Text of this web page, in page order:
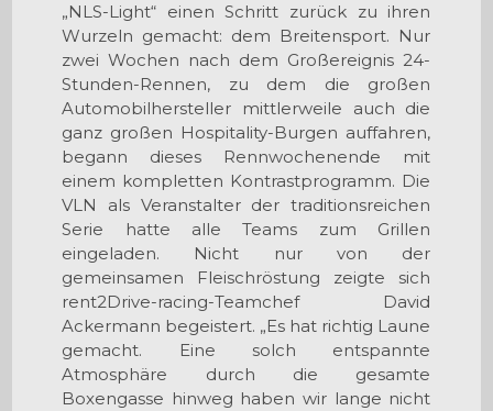
„NLS-Light“ einen Schritt zurück zu ihren
Wurzeln gemacht: dem Breitensport. Nur
zwei Wochen nach dem Großereignis 24-
Stunden-Rennen, zu dem die großen
Automobilhersteller mittlerweile auch die
ganz großen Hospitality-Burgen auffahren,
begann dieses Rennwochenende mit
einem kompletten Kontrastprogramm. Die
VLN als Veranstalter der traditionsreichen
Serie hatte alle Teams zum Grillen
eingeladen. Nicht nur von der
gemeinsamen Fleischröstung zeigte sich
rent2Drive-racing-Teamchef David
Ackermann begeistert. „Es hat richtig Laune
gemacht. Eine solch entspannte
Atmosphäre durch die gesamte
Boxengasse hinweg haben wir lange nicht